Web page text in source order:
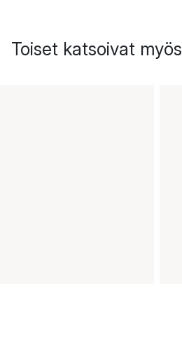
Toiset katsoivat